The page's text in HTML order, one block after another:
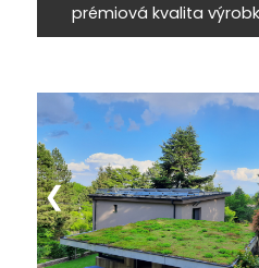
prémiová kvalita